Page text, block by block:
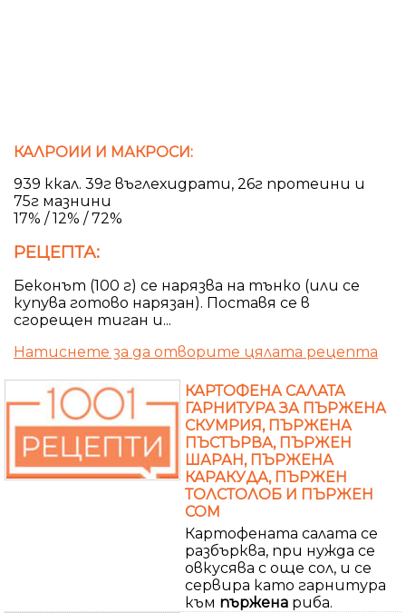
КАЛРОИИ И МАКРОСИ:
939 ккал. 39г въглехидрати, 26г протеини и
75г мазнини
17% / 12% / 72%
РЕЦЕПТА:
Беконът (100 г) се нарязва на тънко (или се
купува готово нарязан). Поставя се в
сгорещен тиган и...
Натиснете за да отворите цялата рецепта
КАРТОФЕНА САЛАТА
ГАРНИТУРА ЗА ПЪРЖЕНА
СКУМРИЯ, ПЪРЖЕНА
ПЪСТЪРВА, ПЪРЖЕН
ШАРАН, ПЪРЖЕНА
КАРАКУДА, ПЪРЖЕН
ТОЛСТОЛОБ И ПЪРЖЕН
СОМ
Картофената салата се
разбърква, при нужда се
овкусява с още сол, и се
сервира като гарнитура
към пържена риба.